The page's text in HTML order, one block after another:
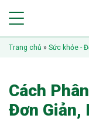
Trang chủ » Sức khỏe -
Cách
Đơn Giản,